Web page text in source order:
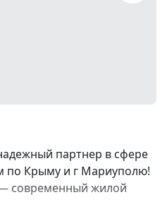
партнер в сфере
по Крыму и г Мариуполю!
современный жилой